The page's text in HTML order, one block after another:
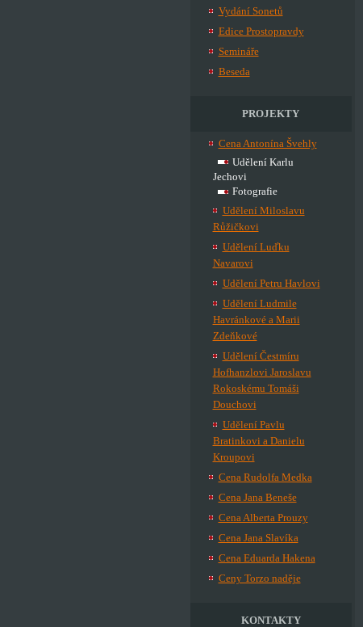
Vydání Sonetů
Edice Prostopravdy
Semináře
Beseda
PROJEKTY
Cena Antonína Švehly
Udělení Karlu
Jechovi
Fotografie
Udělení Miloslavu
Růžičkovi
Udělení Luďku
Navarovi
Udělení Petru Havlovi
Udělení Ludmile
Havránkové a Marii
Zdeňkové
Udělení Čestmíru
Hofhanzlovi Jaroslavu
Rokoskému Tomáši
Douchovi
Udělení Pavlu
Bratinkovi a Danielu
Kroupovi
Cena Rudolfa Medka
Cena Jana Beneše
Cena Alberta Prouzy
Cena Jana Slavíka
Cena Eduarda Hakena
Ceny Torzo naděje
KONTAKTY